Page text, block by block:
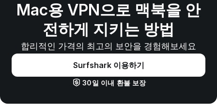
Mac용 VPN으로 맥북을 안
전하게 지키는 방법
합리적인 가격의 최고의 보안을 경험해보세요
Surfshark 이용하기
30일 이내 환불 보장